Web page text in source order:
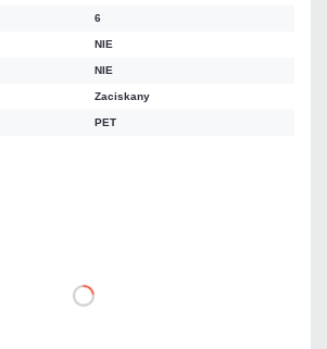
6
NIE
NIE
Zaciskany
PET
DO KOSZYKA